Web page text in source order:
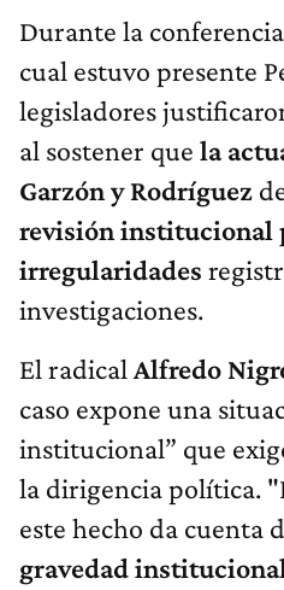
Durante la
cual estuvo presente
legisladores
al sostener que la
Garzón y Rodríguez
revisión institucional
irregularidades
investigaciones.
El radical Alfredo
caso expone una
institucional” que
la dirigencia política.
este hecho da cuenta
gravedad